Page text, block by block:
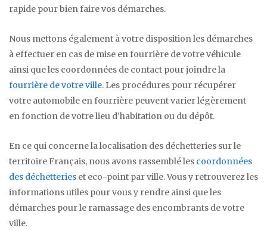
rapide pour bien faire vos démarches.
Nous mettons également à votre disposition les démarches
à effectuer en cas de mise en fourrière de votre véhicule
ainsi que les coordonnées de contact pour joindre la
fourrière de votre ville. Les procédures pour récupérer
votre automobile en fourrière peuvent varier légèrement
en fonction de votre lieu d’habitation ou du dépôt.
En ce qui concerne la localisation des déchetteries sur le
territoire Français, nous avons rassemblé les coordonnées
des déchetteries et eco-point par ville. Vous y retrouverez les
informations utiles pour vous y rendre ainsi que les
démarches pour le ramassage des encombrants de votre
ville.